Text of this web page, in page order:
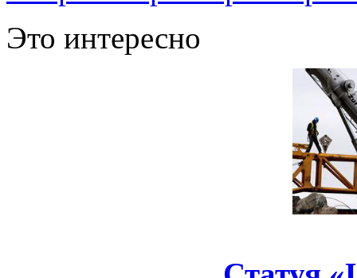
Это интересно